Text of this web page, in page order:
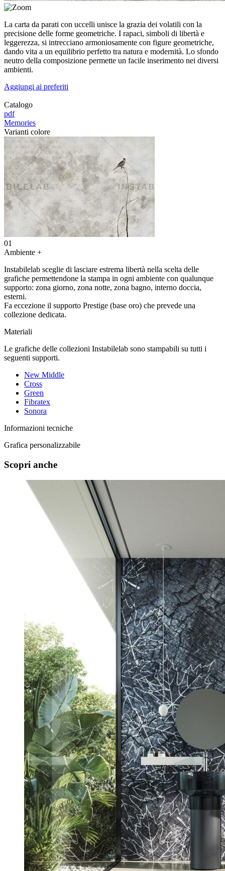
La carta da parati con uccelli unisce la grazia dei volatili con la
precisione delle forme geometriche. I rapaci, simboli di libertà e
leggerezza, si intrecciano armoniosamente con figure geometriche,
dando vita a un equilibrio perfetto tra natura e modernità. Lo sfondo
neutro della composizione permette un facile inserimento nei diversi
ambienti.
Aggiungi ai preferiti
Catalogo
pdf
Memories
Varianti colore
01
Ambiente +
Instabilelab sceglie di lasciare estrema libertà nella scelta delle
grafiche permettendone la stampa in ogni ambiente con qualunque
supporto: zona giorno, zona notte, zona bagno, interno doccia,
esterni.
Fa eccezione il supporto Prestige (base oro) che prevede una
collezione dedicata.
Materiali
Le grafiche delle collezioni Instabilelab sono stampabili su tutti i
seguenti supporti.
New Middle
Cross
Green
Fibratex
Sonora
Informazioni tecniche
Grafica personalizzabile
Scopri anche